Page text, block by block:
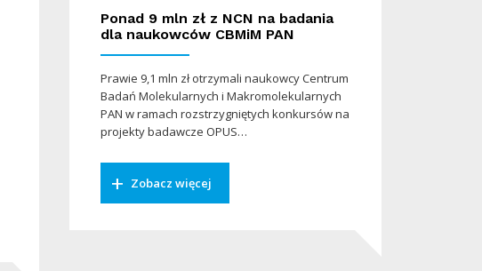
Ponad 9 mln zł z NCN na badania
dla naukowców CBMiM PAN
Prawie 9,1 mln zł otrzymali naukowcy Centrum
Badań Molekularnych i Makromolekularnych
PAN w ramach rozstrzygniętych konkursów na
projekty badawcze OPUS…
Zobacz więcej